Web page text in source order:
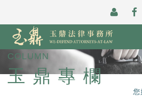
COLUMN
玉鼎專欄
您